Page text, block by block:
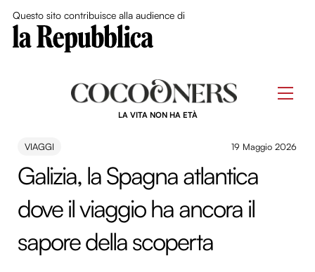
Questo sito contribuisce alla audience di
LA VITA NON HA ETÀ
VIAGGI 19 Maggio 2026
Galizia, la Spagna atlantica
dove il viaggio ha ancora il
sapore della scoperta